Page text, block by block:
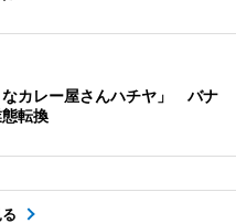
なカレー屋さんハチヤ」 バナ
転換